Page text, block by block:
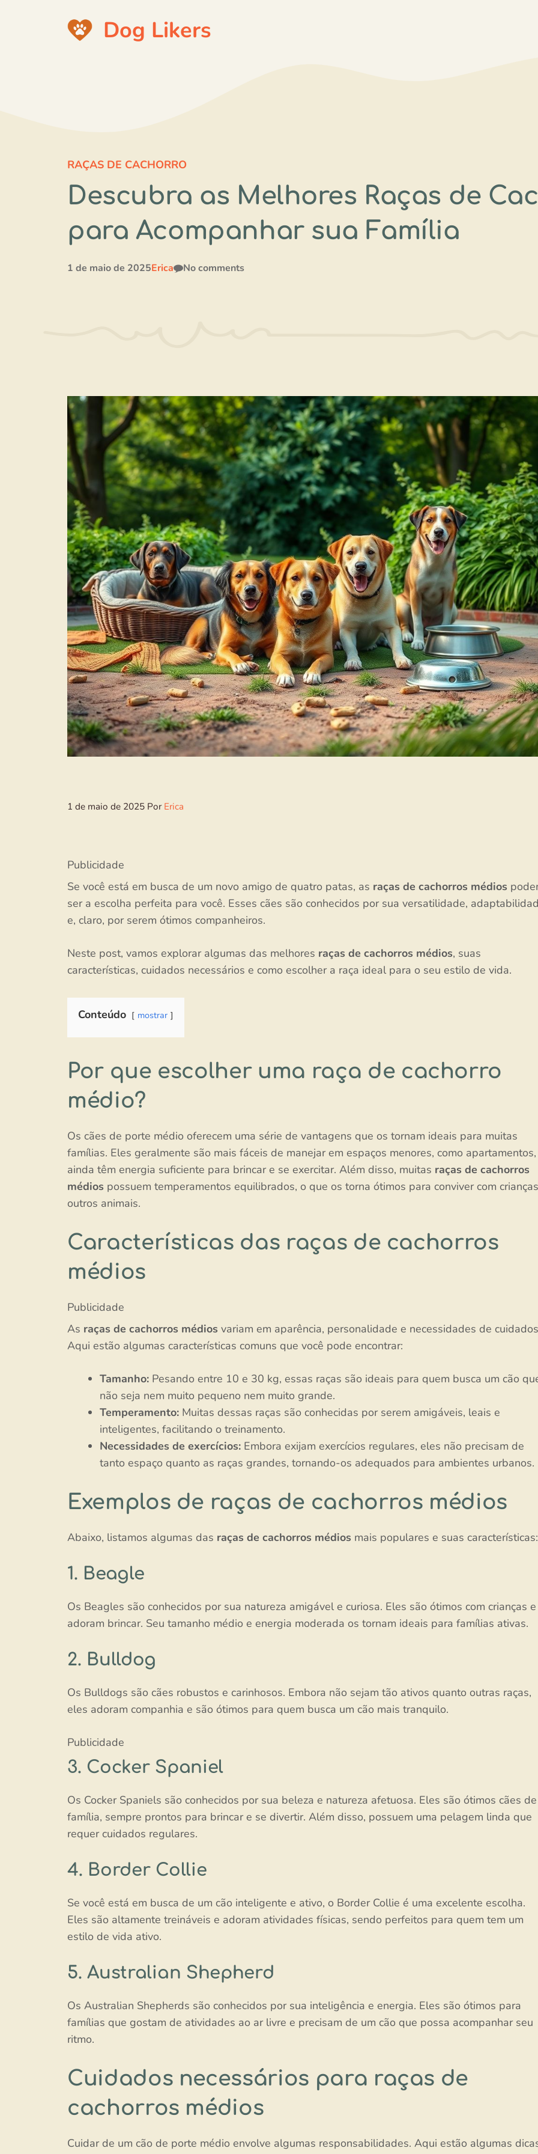
Dog Likers
RAÇAS DE CACHORRO
Descubra as Melhores Raças de
para Acompanhar sua Família
1 de maio de 2025Erica No comments
1 de maio de 2025 Por Erica
Publicidade
Se você está em busca de um novo amigo de quatro patas, as raças de cachorros médios
ser a escolha perfeita para você. Esses cães são conhecidos por sua versatilidade,
e, claro, por serem ótimos companheiros.
Neste post, vamos explorar algumas das melhores raças de cachorros médios, suas
características, cuidados necessários e como escolher a raça ideal para o seu estilo de vida.
Conteúdo mostrar
Por que escolher uma raça de cachorro
médio?
Os cães de porte médio oferecem uma série de vantagens que os tornam ideais para muitas
famílias. Eles geralmente são mais fáceis de manejar em espaços menores, como
ainda têm energia suficiente para brincar e se exercitar. Além disso, muitas raças de cachorros
médios possuem temperamentos equilibrados, o que os torna ótimos para conviver com
outros animais.
Características das raças de cachorros
médios
Publicidade
As raças de cachorros médios variam em aparência, personalidade e necessidades de
Aqui estão algumas características comuns que você pode encontrar:
Tamanho: Pesando entre 10 e 30 kg, essas raças são ideais para quem busca um cão
não seja nem muito pequeno nem muito grande.
Temperamento: Muitas dessas raças são conhecidas por serem amigáveis, leais e
inteligentes, facilitando o treinamento.
Necessidades de exercícios: Embora exijam exercícios regulares, eles não precisam de
tanto espaço quanto as raças grandes, tornando-os adequados para ambientes urbanos.
Exemplos de raças de cachorros médios
Abaixo, listamos algumas das raças de cachorros médios mais populares e suas características:
1. Beagle
Os Beagles são conhecidos por sua natureza amigável e curiosa. Eles são ótimos com crianças e
adoram brincar. Seu tamanho médio e energia moderada os tornam ideais para famílias ativas.
2. Bulldog
Os Bulldogs são cães robustos e carinhosos. Embora não sejam tão ativos quanto outras raças,
eles adoram companhia e são ótimos para quem busca um cão mais tranquilo.
Publicidade
3. Cocker Spaniel
Os Cocker Spaniels são conhecidos por sua beleza e natureza afetuosa. Eles são ótimos cães de
família, sempre prontos para brincar e se divertir. Além disso, possuem uma pelagem linda que
requer cuidados regulares.
4. Border Collie
Se você está em busca de um cão inteligente e ativo, o Border Collie é uma excelente escolha.
Eles são altamente treináveis e adoram atividades físicas, sendo perfeitos para quem tem um
estilo de vida ativo.
5. Australian Shepherd
Os Australian Shepherds são conhecidos por sua inteligência e energia. Eles são ótimos para
famílias que gostam de atividades ao ar livre e precisam de um cão que possa acompanhar seu
ritmo.
Cuidados necessários para raças de
cachorros médios
Cuidar de um cão de porte médio envolve algumas responsabilidades. Aqui estão algumas